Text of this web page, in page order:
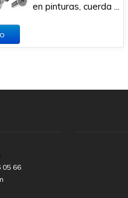
en pinturas, cuerda ...
05 66